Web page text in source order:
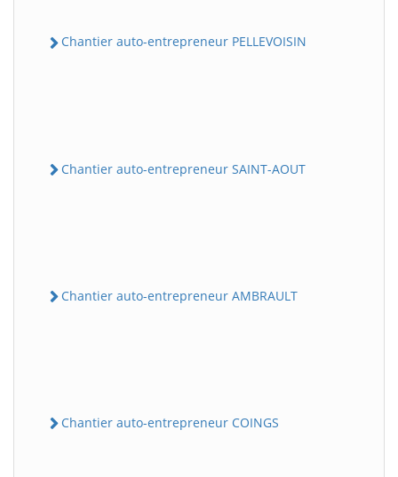
Chantier auto-entrepreneur PELLEVOISIN
Chantier auto-entrepreneur SAINT-AOUT
Chantier auto-entrepreneur AMBRAULT
Chantier auto-entrepreneur COINGS